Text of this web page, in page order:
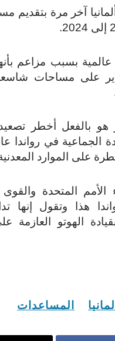
على مساحات
هو بالفعل أخطر
على الموارد المعدنية
الأمم المتحدة والقوى
هذا وتقول إنها
الهوتو
ألمانيا المساعدات